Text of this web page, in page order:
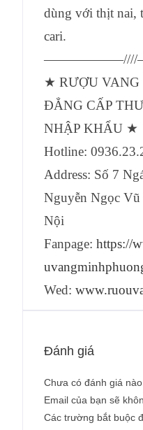
dùng với thịt nai,
cari.
★ RƯỢU VANG
ĐẲNG CẤP
NHẬP KHẨU ★
Hotline:
Address: Số 7
Nguyễn Ngọc Vũ
Nội
Fanpage:https://
Wed:
Đánh giá
Chưa có đánh giá nào.
Email của bạn sẽ
Các trường bắt buộc